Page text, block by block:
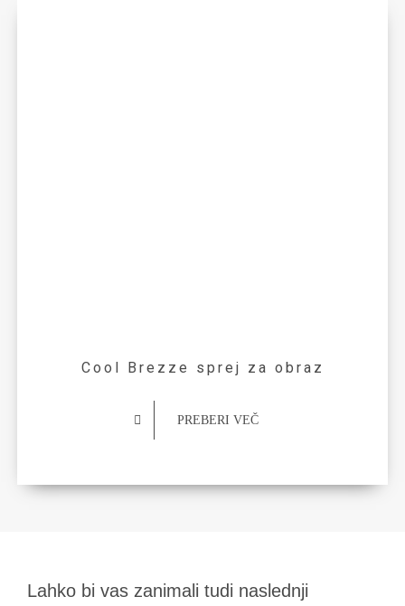
Cool Brezze sprej za obraz
PREBERI VEČ
Lahko bi vas zanimali tudi naslednji